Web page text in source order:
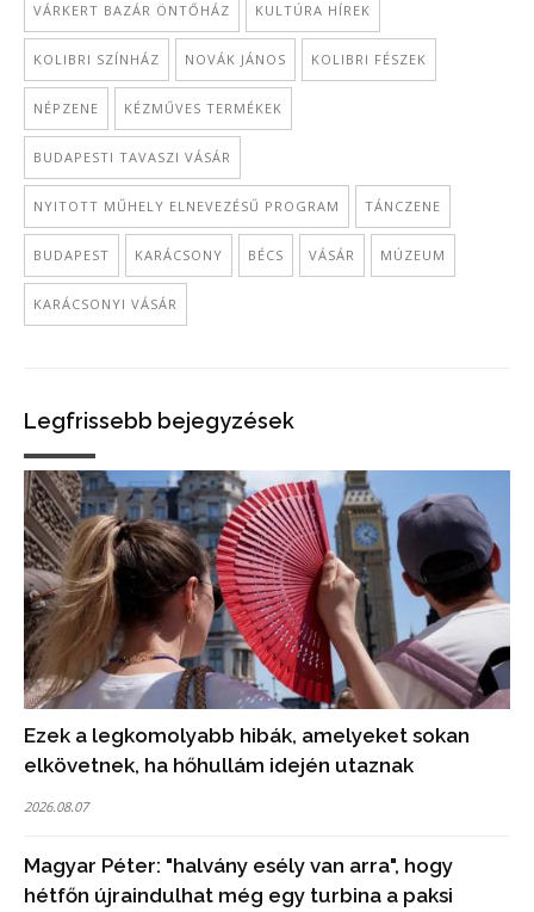
VÁRKERT BAZÁR ÖNTŐHÁZ KULTÚRA HÍREK
KOLIBRI SZÍNHÁZ NOVÁK JÁNOS KOLIBRI FÉSZEK
NÉPZENE KÉZMŰVES TERMÉKEK
BUDAPESTI TAVASZI VÁSÁR
NYITOTT MŰHELY ELNEVEZÉSŰ PROGRAM TÁNCZENE
BUDAPEST KARÁCSONY BÉCS VÁSÁR MÚZEUM
KARÁCSONYI VÁSÁR
Legfrissebb bejegyzések
Ezek a legkomolyabb hibák, amelyeket sokan
elkövetnek, ha hőhullám idején utaznak
2026.08.07
Magyar Péter: "halvány esély van arra", hogy
hétfőn újraindulhat még egy turbina a paksi